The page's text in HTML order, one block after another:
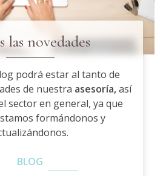
las novedades
podrá estar al tanto de
de nuestra asesoría,así
sector en general, ya que
formándonos y
BLOG